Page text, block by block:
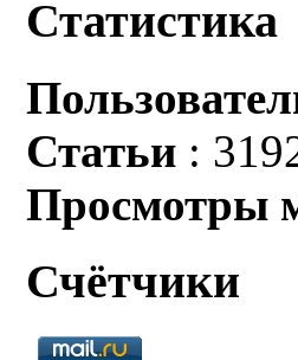
Статистика
Статьи :
Просмотры
Счётчики